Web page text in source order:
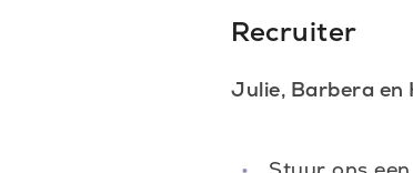
Recruiter
Julie, Barbera en